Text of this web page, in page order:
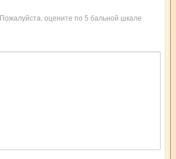
Пожалуйста, оцените по 5 бальной шкале